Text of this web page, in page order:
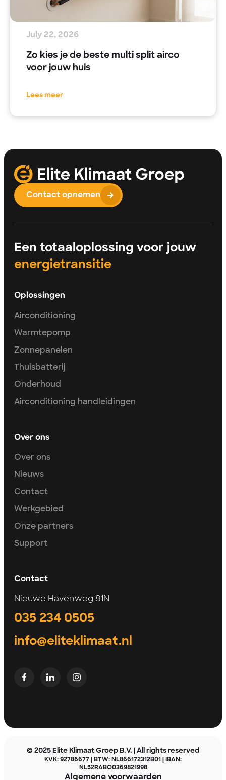
July 22, 2026
Zo kies je de beste multi split airco
voor jouw huis
Lees meer
Contact opnemen
Een totaaloplossing voor jouw
energietransitie
Oplossingen
Airconditioning
Warmtepomp
Zonnepanelen
Thuisbatterij
Onderhoud
Airconditioning handleidingen
Over ons
Over ons
Nieuws
Contact
Werkgebied
Onze partners
Support
Contact
Nieuwe Havenweg 81N
035 234 0505
info@eliteklimaat.nl
© 2025 Elite Klimaat Groep B.V. | All rights reserved
KVK: 92786677 | BTW: NL866172312B01 | IBAN:
NL52RABO0369821998
Algemene voorwaarden